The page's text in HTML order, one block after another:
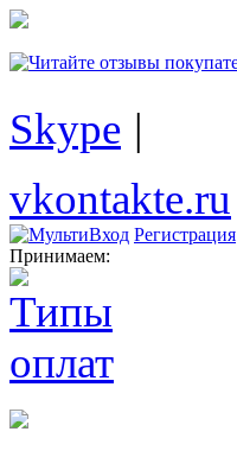
Skype |
vkontakte.ru
Регистрация
Принимаем: